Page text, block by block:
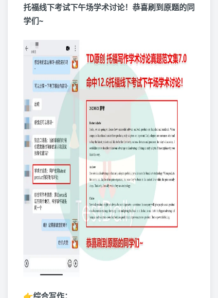
托福线下考试下午场学术讨论！恭喜刷到原题的同
学们~